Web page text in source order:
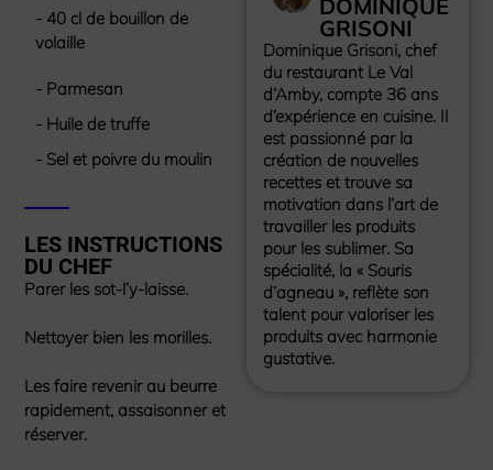
- 40 cl de bouillon de
volaille
- Parmesan
- Huile de truffe
- Sel et poivre du moulin
LES INSTRUCTIONS
DU CHEF
Parer les sot-l’y-laisse.
Nettoyer bien les morilles.
Les faire revenir au beurre
rapidement, assaisonner et
réserver.
DOMINIQUE
GRISONI
Dominique Grisoni, chef
du restaurant Le Val
d’Amby, compte 36 ans
d’expérience en cuisine. Il
est passionné par la
création de nouvelles
recettes et trouve sa
motivation dans l’art de
travailler les produits
pour les sublimer. Sa
spécialité, la « Souris
d’agneau », reflète son
talent pour valoriser les
produits avec harmonie
gustative.